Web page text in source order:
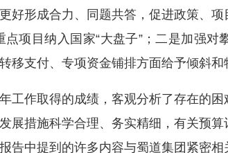
好形成合力、同题共答，促进政策、
项目纳入国家“大盘子”；二是加强
支付、专项资金铺排方面给予倾斜和
作取得的成绩，客观分析了存在的困
展措施科学合理、务实精细，有关预
告中提到的许多内容与蜀道集团紧密